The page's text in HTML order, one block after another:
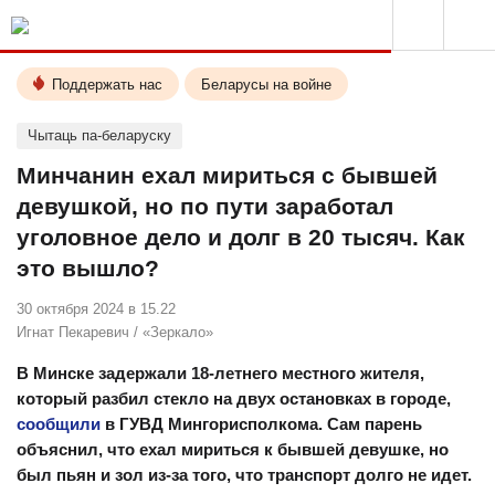
Поддержать нас Беларусы на войне
Чытаць па-беларуску
Минчанин ехал мириться с бывшей
девушкой, но по пути заработал
уголовное дело и долг в 20 тысяч. Как
это вышло?
30 октября 2024 в 15.22
Игнат Пекаревич / «Зеркало»
В Минске задержали 18-летнего местного жителя,
который разбил стекло на двух остановках в городе,
сообщили в ГУВД Мингорисполкома. Сам парень
объяснил, что ехал мириться к бывшей девушке, но
был пьян и зол из-за того, что транспорт долго не идет.